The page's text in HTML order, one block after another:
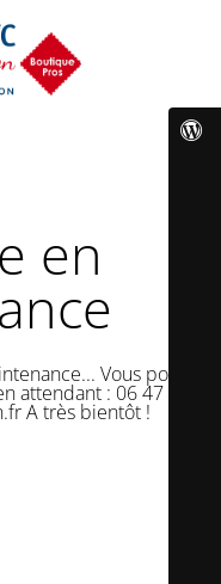
en
Vous pouvez
attendant : 06 47 50 18
A très bientôt !